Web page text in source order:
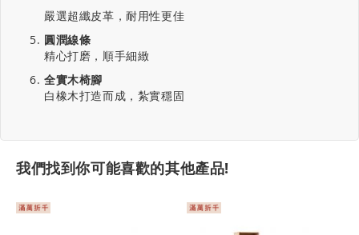
嚴選超纖皮革，耐用性更佳
圓潤線條
精心打磨，順手細緻
全實木椅腳
白橡木打造而成，紮實穩固
我們找到你可能喜歡的其他產品!